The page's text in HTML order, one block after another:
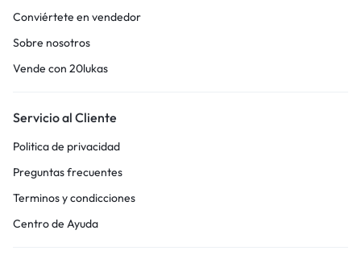
Conviértete en vendedor
Sobre nosotros
Vende con 20lukas
Servicio al Cliente
Politica de privacidad
Preguntas frecuentes
Terminos y condicciones
Centro de Ayuda